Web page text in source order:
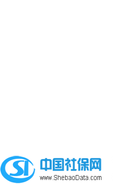
济南社保凭证,济南社保凭证怎么打
深圳社保个人电脑号,深圳社保电